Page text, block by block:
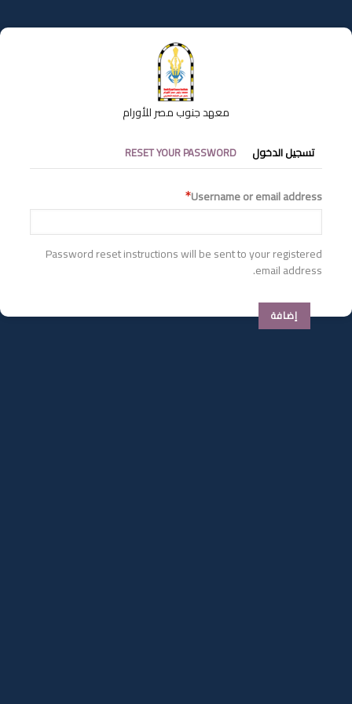
إلى
المحتوى
معهد جنوب مصر للأورام
التبويبات
الأساسية
تسجيل الدخول RESET YOUR PASSWORD
Username or email address
Password reset instructions will be sent to your registered
email address.